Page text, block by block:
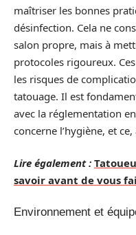
maîtriser les bonnes
désinfection. Cela ne
salon propre, mais à
protocoles rigoureux.
les risques de
tatouage. Il est
avec la réglementation
concerne l’hygiène, et
Lire également :
savoir avant de vous
Environnement et